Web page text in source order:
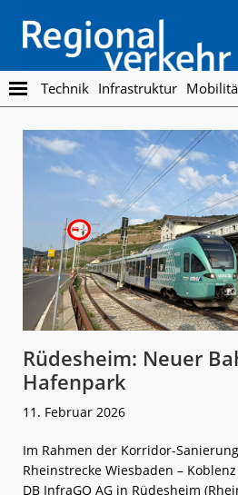
main
content
footer
Regionalverkehr
Die
Fachzeitschrift
den
Öffentlichen
Personennahverkehr
Technik Infrastruktur
Rüdesheim: Neuer
Hafenpark
11. Februar 2026
Im Rahmen der Korridor-
Rheinstrecke Wiesbaden –
DB InfraGO AG in Rüdesheim